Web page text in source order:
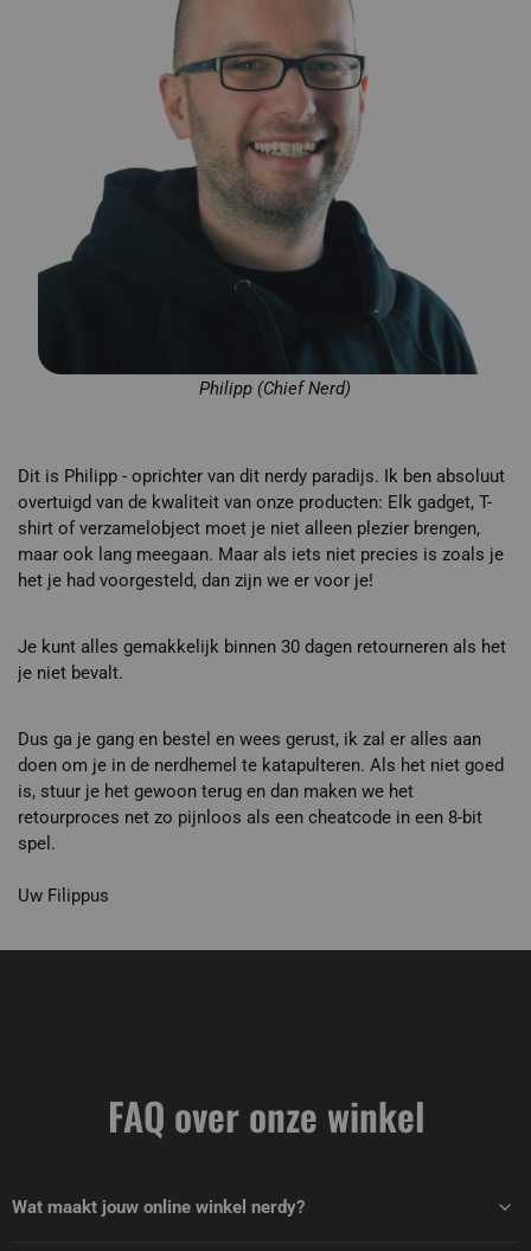
Philipp (Chief Nerd)
Dit is Philipp - oprichter van dit nerdy paradijs. Ik ben absoluut
overtuigd van de kwaliteit van onze producten: Elk gadget, T-
shirt of verzamelobject moet je niet alleen plezier brengen,
maar ook lang meegaan. Maar als iets niet precies is zoals je
het je had voorgesteld, dan zijn we er voor je!
Je kunt alles gemakkelijk binnen 30 dagen retourneren als het
je niet bevalt.
Dus ga je gang en bestel en wees gerust, ik zal er alles aan
doen om je in de nerdhemel te katapulteren. Als het niet goed
is, stuur je het gewoon terug en dan maken we het
retourproces net zo pijnloos als een cheatcode in een 8-bit
spel.
Uw Filippus
FAQ over onze winkel
Wat maakt jouw online winkel nerdy?